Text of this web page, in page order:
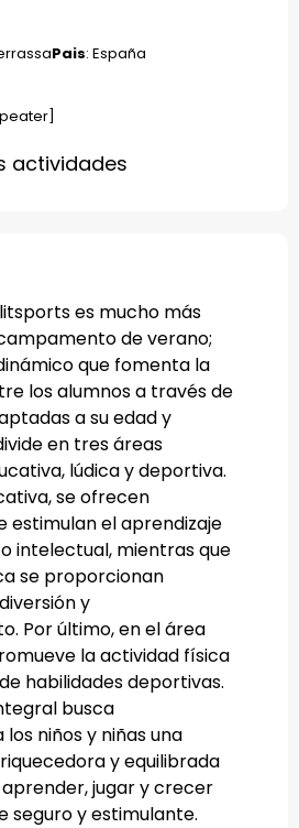
Pais: España
actividades
es mucho más
de verano;
que fomenta la
los alumnos a través de
a su edad y
en tres áreas
lúdica y deportiva.
se ofrecen
estimulan el aprendizaje
intelectual, mientras que
se proporcionan
y
Por último, en el área
la actividad física
habilidades deportivas.
busca
niños y niñas una
y equilibrada
jugar y crecer
seguro y estimulante.